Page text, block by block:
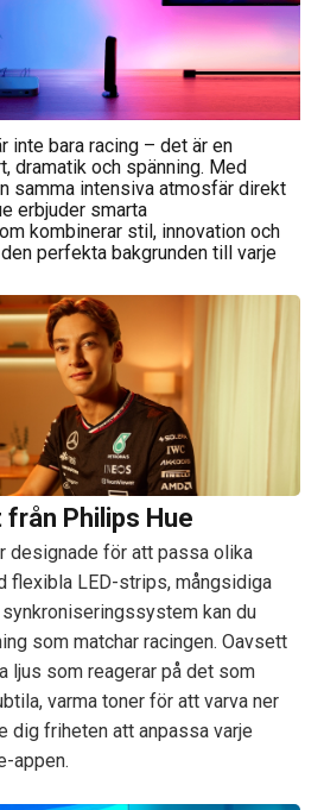
inte bara racing – det är en
dramatik och spänning. Med
samma intensiva atmosfär direkt
erbjuder smarta
kombinerar stil, innovation och
perfekta bakgrunden till varje
Philips Hue
designade för att passa olika
flexibla LED-strips, mångsidiga
kan du
som matchar racingen. Oavsett
ljus som reagerar på det som
varma toner för att varva ner
dig friheten att anpassa varje
appen.